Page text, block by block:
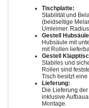
Tischplatte:
Stabilität und
(beidseitige
Umleimer.
Gestell
Hubsäule mit
mit Rollen
Gestell
Stabiles und
Rollen sind
Tisch besitzt
Lieferung:
Die Lieferung
inklusive
Montage.